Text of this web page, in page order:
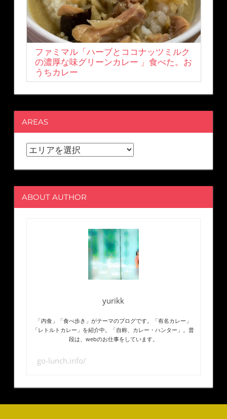
ファミマル「ハーブとココナッツミルク
の濃厚な味グリーンカレー 」食べた。お
うちカレー
AREAS
ABOUT AUTHOR
yurikk
「内食」「食べ歩き」がテーマのブログです。「有名カレー」
「レトルトカレー」を紹介中。「自称、カレー・ハンター」。普
段は、webのお仕事をしています。
go-lunch.info/